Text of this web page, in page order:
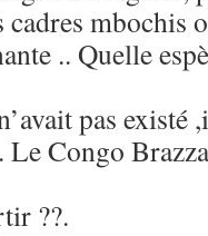
cadres mbochis
.. Quelle
pas
Le Congo
??.